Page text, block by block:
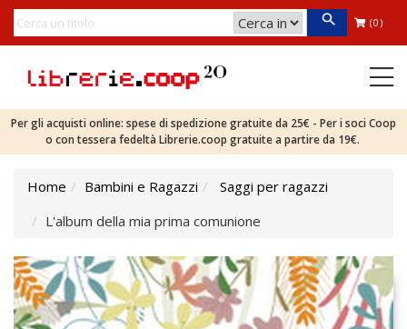
(0)
Per gli acquisti online: spese di spedizione gratuite da 25€ - Per i soci Coop
o con tessera fedeltà Librerie.coop gratuite a partire da 19€.
Home Bambini e Ragazzi
Saggi per ragazzi
L'album della mia prima comunione